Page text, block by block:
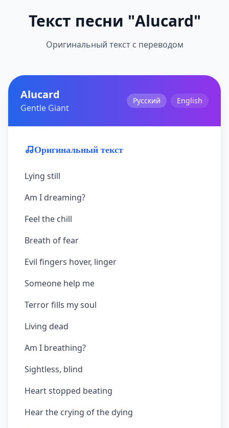
Текст песни "Alucard"
Оригинальный текст с переводом
Alucard
Gentle Giant
Русский English
Оригинальный текст
Lying still
Am I dreaming?
Feel the chill
Breath of fear
Evil fingers hover, linger
Someone help me
Terror fills my soul
Living dead
Am I breathing?
Sightless, blind
Heart stopped beating
Hear the crying of the dying